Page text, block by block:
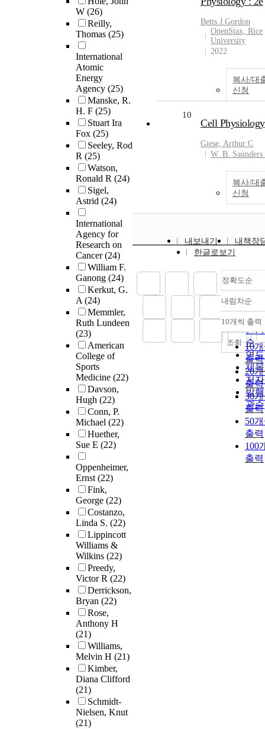
W (26)
Reilly,
Thomas (25)
International
Atomic
Energy
Agency (25)
Manske, R.
H. F (25)
Stuart Ira
Fox (25)
Seeley, Rod
R (25)
Watson,
Ronald R (24)
Sigel,
Astrid (24)
International
Agency for
Research on
Cancer(24)
William F.
Ganong (24)
Kerkut, G.
A(24)
Memmler,
Ruth Lundeen
(23)
American
College of
Sports
Medicine (22)
Davson,
Hugh (22)
Conn, P.
Michael (22)
Huether,
Sue E (22)
Oppenheimer,
Ernst(22)
Fink,
George (22)
Costanzo,
Linda S. (22)
Lippincott
Williams &
Wilkins (22)
Preedy,
Victor R (22)
Derrickson,
Bryan (22)
Rose,
Anthony H
(21)
Williams,
Melvin H (21)
Kimber,
Diana Clifford
(21)
Schmidt-
Nielsen, Knut
(21)
Betts J.Gordon
OpenStax, Rice
University
2022
복사/대
신청
10
Cell Physiology
Giese, Arthur C
W. B. Saunders
복사/대
신청
내보내기
내책장
한글로보기
정확도순
정
순
인
순
연
제
저
발
관순
내림차순
내
10개씩 출력
10
출력
20
출력
30
출력
50
출력
100
출력
조회